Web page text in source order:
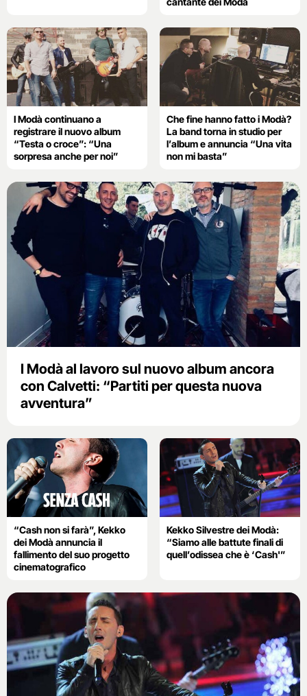
I Modà continuano a
registrare il nuovo album
“Testa o croce”: “Una
sorpresa anche per noi”
Che fine hanno fatto i Modà?
La band torna in studio per
l’album e annuncia “Una vita
non mi basta”
I Modà al lavoro sul nuovo album ancora
con Calvetti: “Partiti per questa nuova
avventura”
“Cash non si farà”, Kekko
dei Modà annuncia il
fallimento del suo progetto
cinematografico
Kekko Silvestre dei Modà:
“Siamo alle battute finali di
quell’odissea che è ‘Cash'”